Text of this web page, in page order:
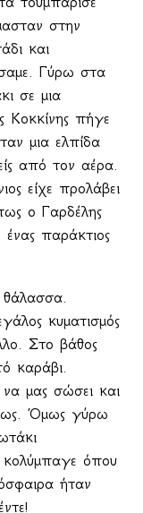
στην
και
Γύρω στα
σε μια
Κοκκίνης πήγε
μια ελπίδα
από τον αέρα.
είχε προλάβει
ο Γαρδέλης
παράκτιος
κυματισμός
Στο βάθος
καράβι.
μας σώσει και
Όμως γύρω
κολύμπαγε όπου
ήταν